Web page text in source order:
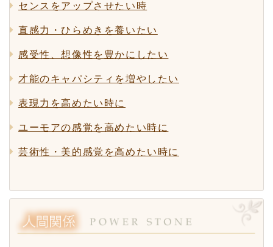
センスをアップさせたい時
直感力・ひらめきを養いたい
感受性、想像性を豊かにしたい
才能のキャパシティを増やしたい
表現力を高めたい時に
ユーモアの感覚を高めたい時に
芸術性・美的感覚を高めたい時に